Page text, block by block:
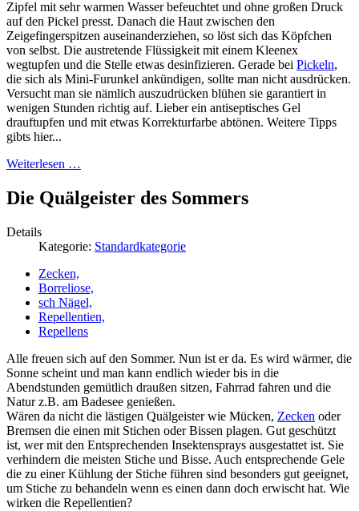
Zipfel mit sehr warmen Wasser befeuchtet und ohne großen Druck
auf den Pickel presst. Danach die Haut zwischen den
Zeigefingerspitzen auseinanderziehen, so löst sich das Köpfchen
von selbst. Die austretende Flüssigkeit mit einem Kleenex
wegtupfen und die Stelle etwas desinfizieren. Gerade bei Pickeln,
die sich als Mini-Furunkel ankündigen, sollte man nicht ausdrücken.
Versucht man sie nämlich auszudrücken blühen sie garantiert in
wenigen Stunden richtig auf. Lieber ein antiseptisches Gel
drauftupfen und mit etwas Korrekturfarbe abtönen. Weitere Tipps
gibts hier...
Weiterlesen …
Die Quälgeister des Sommers
Details
Kategorie: Standardkategorie
Zecken,
Borreliose,
sch Nägel,
Repellentien,
Repellens
Alle freuen sich auf den Sommer. Nun ist er da. Es wird wärmer, die
Sonne scheint und man kann endlich wieder bis in die
Abendstunden gemütlich draußen sitzen, Fahrrad fahren und die
Natur z.B. am Badesee genießen.
Wären da nicht die lästigen Quälgeister wie Mücken, Zecken oder
Bremsen die einen mit Stichen oder Bissen plagen. Gut geschützt
ist, wer mit den Entsprechenden Insektensprays ausgestattet ist. Sie
verhindern die meisten Stiche und Bisse. Auch entsprechende Gele
die zu einer Kühlung der Stiche führen sind besonders gut geeignet,
um Stiche zu behandeln wenn es einen dann doch erwischt hat. Wie
wirken die Repellentien?